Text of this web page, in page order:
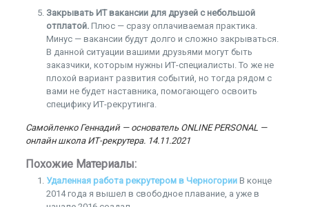
Закрывать ИТ вакансии для друзей с небольшой
отплатой.Плюс — сразу оплачиваемая практика.
Минус — вакансии будут долго и сложно закрываться.
В данной ситуации вашими друзьями могут быть
заказчики, которым нужны ИТ-специалисты. То же не
плохой вариант развития событий, но тогда рядом с
вами не будет наставника, помогающего освоить
специфику ИТ-рекрутинга.
Самойленко Геннадий — основатель ONLINE PERSONAL —
онлайн школа ИТ-рекрутера. 14.11.2021
Похожие Материалы:
Удаленная работа рекрутером в Черногории В конце
2014 года я вышел в свободное плавание, а уже в